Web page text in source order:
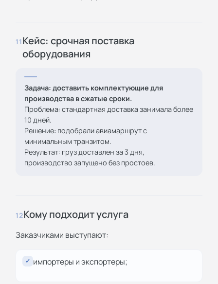
11Кейс: срочная поставка
оборудования
Задача: доставить комплектующие для
производства в сжатые сроки.
Проблема: стандартная доставка занимала более
10 дней.
Решение: подобрали авиамаршрут с
минимальным транзитом.
Результат: груз доставлен за 3 дня,
производство запущено без простоев.
12Кому подходит услуга
Заказчиками выступают:
✓ импортеры и экспортеры;